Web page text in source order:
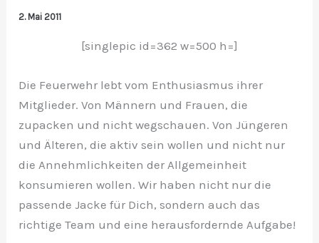
2. Mai 2011
[singlepic id=362 w=500 h=]
Die Feuerwehr lebt vom Enthusiasmus ihrer
Mitglieder. Von Männern und Frauen, die
zupacken und nicht wegschauen. Von Jüngeren
und Älteren, die aktiv sein wollen und nicht nur
die Annehmlichkeiten der Allgemeinheit
konsumieren wollen. Wir haben nicht nur die
passende Jacke für Dich, sondern auch das
richtige Team und eine herausfordernde Aufgabe!